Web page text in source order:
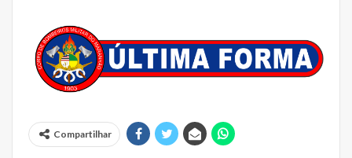
Compartilhar